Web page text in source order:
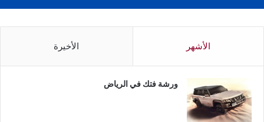
الأشهر الأخيرة
ورشة فتك في الرياض